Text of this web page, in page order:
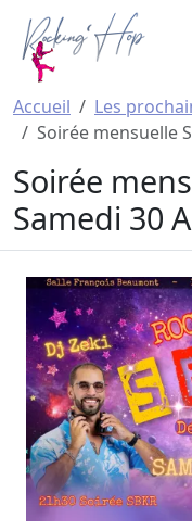
Aller au contenu
Accueil
Les
Soirée mensuelle
Soirée
Samedi 30